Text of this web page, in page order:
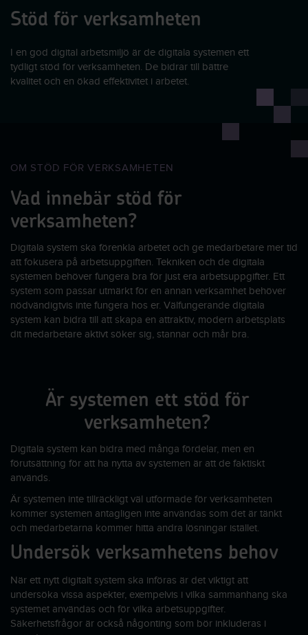
Stöd för verksamheten
I en god digital arbetsmiljö är de digitala systemen ett
tydligt stöd för verksamheten. De bidrar till bättre
kvalitet och en ökad effektivitet i arbetet.
OM STÖD FÖR VERKSAMHETEN
Vad innebär stöd för
verksamheten?
Digitala system ska förenkla arbetet och ge medarbetare mer tid
att fokusera på arbetsuppgiften. Tekniken och de digitala
systemen behöver fungera bra för just era arbetsuppgifter. Ett
system som passar utmärkt för en annan verksamhet behöver
nödvändigtvis inte fungera hos er. Välfungerande digitala
system kan bidra till att skapa en attraktiv, modern arbetsplats
dit medarbetare aktivt söker sig, stannar och mår bra.
Är systemen ett stöd för
verksamheten?
Digitala system kan bidra med många fördelar, men en
förutsättning för att ha nytta av systemen är att de faktiskt
används.
Är systemen inte tillräckligt väl utformade för verksamheten
kommer systemen antagligen inte användas som det är tänkt
och medarbetarna kommer hitta andra lösningar istället.
Undersök verksamhetens behov
När ett nytt digitalt system ska införas är det viktigt att
undersöka vissa aspekter, exempelvis i vilka sammanhang ska
systemet användas och för vilka arbetsuppgifter.
Säkerhetsfrågor är också någonting som bör inkluderas i